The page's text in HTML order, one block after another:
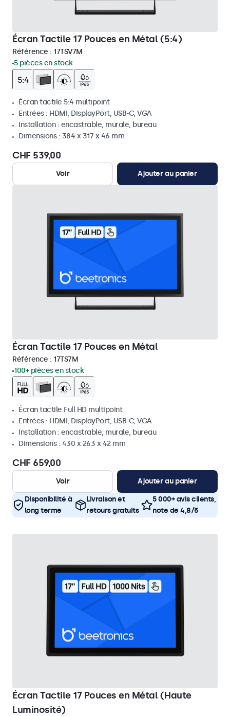
Écran Tactile 17 Pouces en Métal (5:4)
Référence : 17TSV7M
5 pièces en stock
Écran tactile 5:4 multipoint
Entrées : HDMI, DisplayPort, USB-C, VGA
Installation : encastrable, murale, bureau
Dimensions : 384 x 317 x 46 mm
CHF 539,00
Voir Ajouter au panier
Écran Tactile 17 Pouces en Métal
Référence : 17TS7M
100+ pièces en stock
Écran tactile Full HD multipoint
Entrées : HDMI, DisplayPort, USB-C, VGA
Installation : encastrable, murale, bureau
Dimensions : 430 x 263 x 42 mm
CHF 659,00
Voir Ajouter au panier
Disponibilité à
long terme
Livraison et
retours gratuits
5 000+ avis clients,
note de 4,8/5
Écran Tactile 17 Pouces en Métal (Haute
Luminosité)